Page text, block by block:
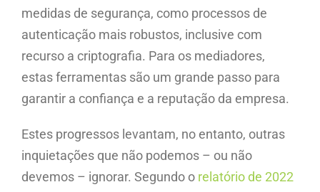
medidas de segurança, como processos de
autenticação mais robustos, inclusive com
recurso a criptografia. Para os mediadores,
estas ferramentas são um grande passo para
garantir a confiança e a reputação da empresa.
Estes progressos levantam, no entanto, outras
inquietações que não podemos – ou não
devemos – ignorar. Segundo orelatório de 2022